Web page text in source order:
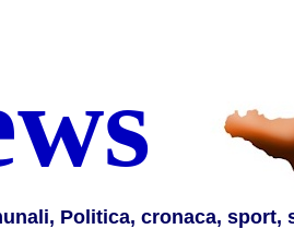
Politica, cronaca,